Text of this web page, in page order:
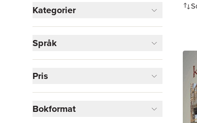
Kategorier
Naturvetenskap och teknik
3
Medicin
2
Samhälle och politik
Visa fler
Språk
Pris
Bokformat